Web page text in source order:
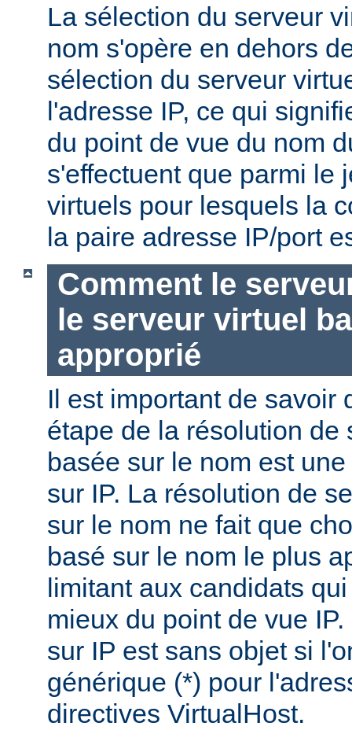
La sélection du serveur
nom s'opère en dehors
sélection du serveur
l'adresse IP, ce qui
du point de vue du nom
s'effectuent que parmi le
virtuels pour lesquels la
la paire adresse IP/port
Comment le
le serveur virtuel
approprié
Il est important de savoir
étape de la résolution de
basée sur le nom est
sur IP. La résolution de
sur le nom ne fait que
basé sur le nom le plus
limitant aux candidats
mieux du point de vue
sur IP est sans objet si
générique (*) pour
directives VirtualHost.